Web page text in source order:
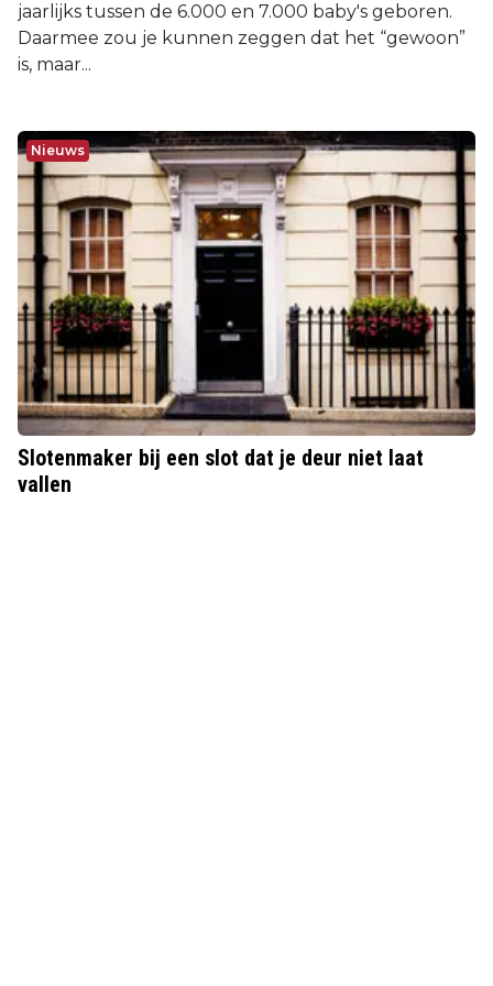
jaarlijks tussen de 6.000 en 7.000 baby's geboren.
Daarmee zou je kunnen zeggen dat het “gewoon”
is, maar...
Nieuws
Slotenmaker bij een slot dat je deur niet laat
vallen